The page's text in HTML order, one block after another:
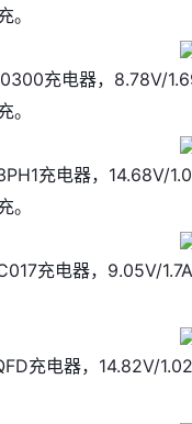
。
充电器，8.78V/
。
充电器，14.68V/
。
充电器，9.05V/
充电器，14.82V/